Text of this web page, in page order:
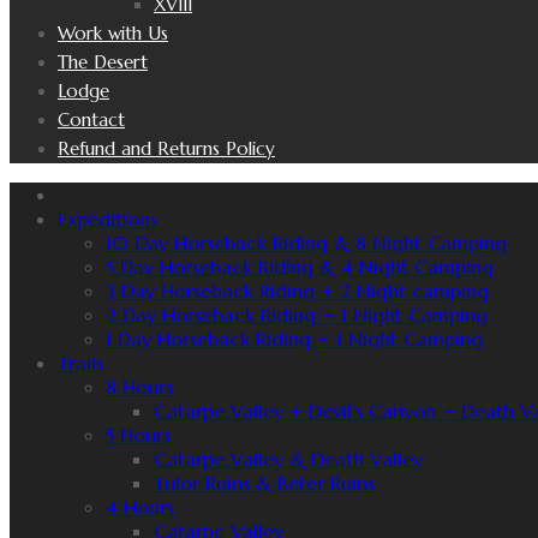
Work with Us
The Desert
Lodge
Contact
Refund and Returns Policy
Expeditions
10 Day Horseback Riding & 8 Night Camping
5 Day Horseback Riding & 4 Night Camping
3 Day Horseback Riding + 2 Night camping
2 Day Horseback Riding + 1 Night Camping
1 Day Horseback Riding + 1 Night Camping
Trails
8 Hours
Catarpe Valley + Devil’s Canyon + Death
5 Hours
Catarpe Valley & Death Valley
Tulor Ruins & Beter Ruins
4 Hours
Catarpe Valley